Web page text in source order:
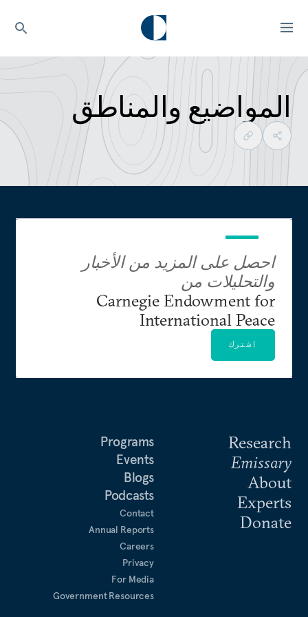
المواضيع والمناطق
Research
Emissary
About
Experts
Donate
Programs
Events
Blogs
Podcasts
Contact
Annual Reports
Careers
Privacy
For Media
Government Resources
احصل على المزيد من الأخبار
والتحليلات من
Carnegie Endowment for
International Peace
اشترك